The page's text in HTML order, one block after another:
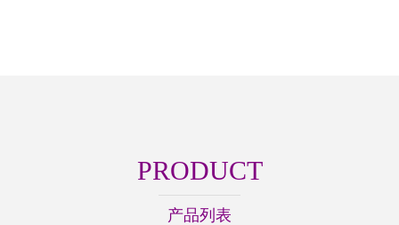
PRODUCT
产品列表